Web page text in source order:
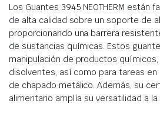
Los Guantes 3945 NEOTHERM están
de alta calidad sobre un soporte de
proporcionando una barrera
de sustancias químicas. Estos
manipulación de productos
disolventes, así como para tareas
de chapado metálico. Además, su
alimentario amplía su versatilidad a